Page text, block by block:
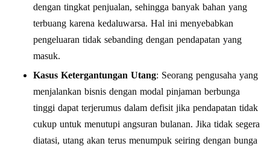
dengan tingkat penjualan, sehingga banyak bahan yang
terbuang karena kedaluwarsa. Hal ini menyebabkan
pengeluaran tidak sebanding dengan pendapatan yang
masuk.
Kasus Ketergantungan Utang: Seorang pengusaha yang
menjalankan bisnis dengan modal pinjaman berbunga
tinggi dapat terjerumus dalam defisit jika pendapatan tidak
cukup untuk menutupi angsuran bulanan. Jika tidak segera
diatasi, utang akan terus menumpuk seiring dengan bunga